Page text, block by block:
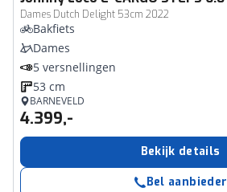
Dames Dutch Delight 53cm 2022
Bakfiets
Dames
5 versnellingen
53 cm
BARNEVELD
4.399,-
Bekijk details
Bel aanbieder